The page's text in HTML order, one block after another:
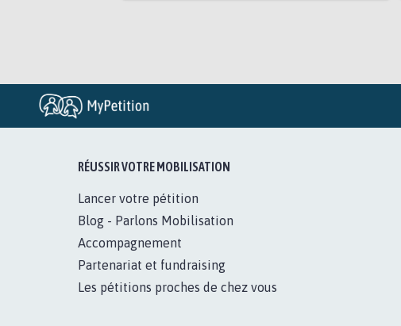
RÉUSSIR VOTRE MOBILISATION
Lancer votre pétition
Blog - Parlons Mobilisation
Accompagnement
Partenariat et fundraising
Les pétitions proches de chez vous